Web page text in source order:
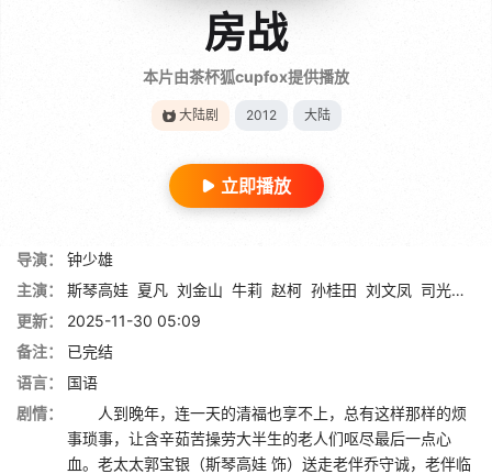
房战
本片由茶杯狐cupfox提供播放
大陆剧 2012 大陆
立即播放
导演：
钟少雄
主演：
斯琴高娃 夏凡 刘金山 牛莉 赵柯 孙桂田 刘文凤 司光敏
更新：
2025-11-30 05:09
备注：
已完结
语言：
国语
剧情：
人到晚年，连一天的清福也享不上，总有这样那样的烦
事琐事，让含辛茹苦操劳大半生的老人们呕尽最后一点心
血。老太太郭宝银（斯琴高娃 饰）送走老伴乔守诚，老伴临